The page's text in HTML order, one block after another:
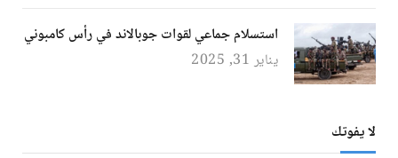
استسلام جماعي لقوات جوبالاند في رأس كامبوني
يناير 31, 2025
لا يفوتك